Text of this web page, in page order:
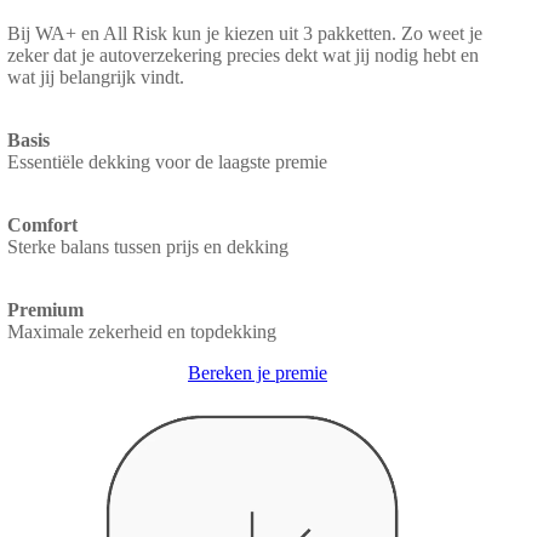
Bij WA+ en All Risk kun je kiezen uit 3 pakketten. Zo weet je
zeker dat je autoverzekering precies dekt wat jij nodig hebt en
wat jij belangrijk vindt.
Basis
Essentiële dekking voor de laagste premie
Comfort
Sterke balans tussen prijs en dekking
Premium
Maximale zekerheid en topdekking
Bereken je premie